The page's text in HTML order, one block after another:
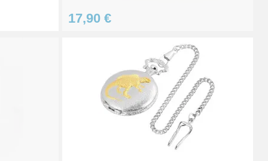
Ajouter au panier
Ajouter au panier
17,90 €